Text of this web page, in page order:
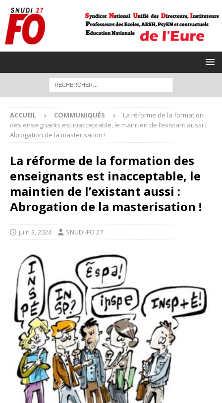
ACCUEIL COMMUNIQUÉS
La réforme de la formation
des enseignants est inacceptable, le maintien de l’existant aussi :
Abrogation de la masterisation !
La réforme de la formation des
enseignants est inacceptable, le
maintien de l’existant aussi :
Abrogation de la masterisation !
juin 3, 2024 SNUDI-FO 27